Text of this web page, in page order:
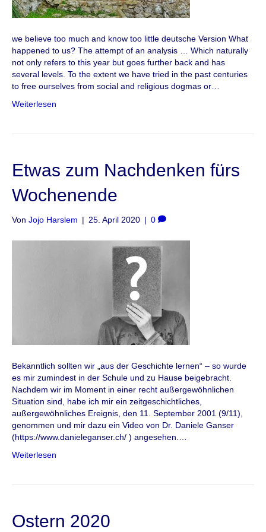
we believe too much and know too little deutsche Version What
happened to us? The attempt of an analysis … Which naturally
not only refers to this year but goes further back and has
several levels. To the extent we have tried in the past centuries
to free ourselves from social and religious dogmas or…
Weiterlesen
Etwas zum Nachdenken fürs
Wochenende
Von Jojo Harslem | 25. April 2020 | 0
Bekanntlich sollten wir „aus der Geschichte lernen“ – so wurde
es mir zumindest in der Schule und zu Hause beigebracht.
Nachdem wir im Moment in einer recht außergewöhnlichen
Situation sind, habe ich mir ein zeitgeschichtliches,
außergewöhnliches Ereignis, den 11. September 2001 (9/11),
genommen und mir dazu ein Video von Dr. Daniele Ganser
(https://www.danieleganser.ch/ ) angesehen.…
Weiterlesen
Ostern 2020